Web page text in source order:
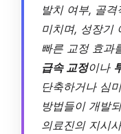
발치 여부, 골
미치며, 성장기
빠른 교정 효과
급속 교정이나
단축하거나 심
방법들이 개발
의료진의 지시